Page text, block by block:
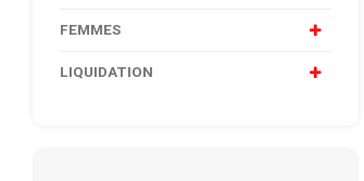
FEMMES
LIQUIDATION